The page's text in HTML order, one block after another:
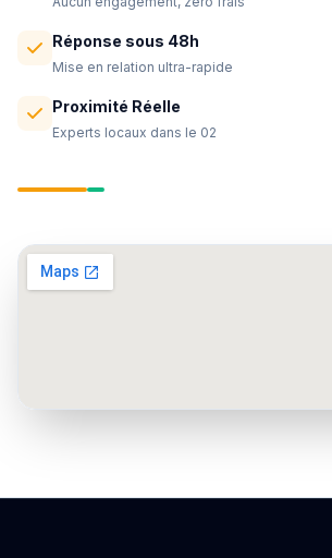
Réponse sous 48h
Mise en relation ultra-rapide
Proximité Réelle
Experts locaux dans le 02